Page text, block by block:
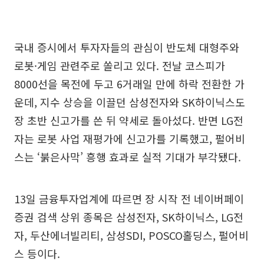
국내 증시에서 투자자들의 관심이 반도체 대형주와
로봇·게임 관련주로 쏠리고 있다. 전날 코스피가
8000선을 목전에 두고 6거래일 만에 하락 전환한 가
운데, 지수 상승을 이끌던 삼성전자와 SK하이닉스도
장 초반 신고가를 쓴 뒤 약세로 돌아섰다. 반면 LG전
자는 로봇 사업 재평가에 신고가를 기록했고, 펄어비
스는 ‘붉은사막’ 흥행 효과로 실적 기대가 부각됐다.
13일 금융투자업계에 따르면 장 시작 전 네이버페이
증권 검색 상위 종목은 삼성전자, SK하이닉스, LG전
자, 두산에너빌리티, 삼성SDI, POSCO홀딩스, 펄어비
스 등이다.